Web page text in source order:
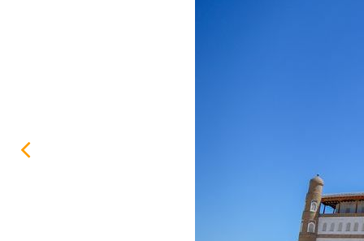
Яхшиликова.Ш.Д